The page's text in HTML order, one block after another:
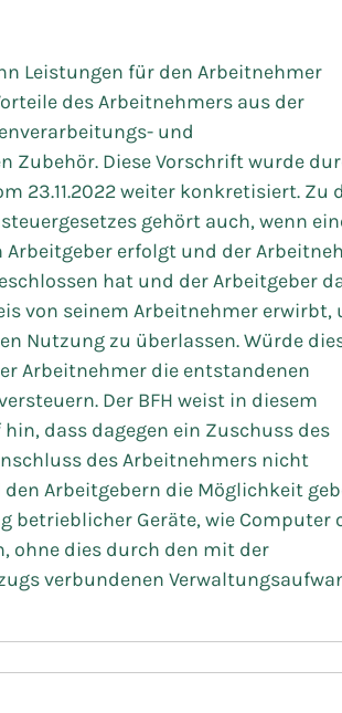
Leistungen für den Arbeitnehmer
des Arbeitnehmers aus der
und
Zubehör. Diese Vorschrift wurde
23.11.2022 weiter konkretisiert. Zu
gehört auch, wenn
erfolgt und der
hat und der Arbeitgeber
von seinem Arbeitnehmer erwirbt,
Nutzung zu überlassen. Würde
Arbeitnehmer die entstandenen
Der BFH weist in diesem
dass dagegen ein Zuschuss des
des Arbeitnehmers nicht
Arbeitgebern die Möglichkeit
betrieblicher Geräte, wie Computer
ohne dies durch den mit der
verbundenen